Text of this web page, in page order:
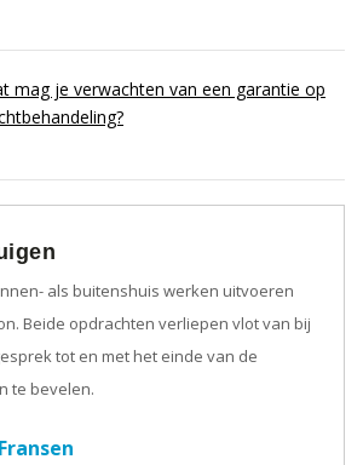
mag je verwachten van een garantie op
als buitenshuis werken uitvoeren
Beide opdrachten verliepen vlot van bij
tot en met het einde van de
te bevelen.